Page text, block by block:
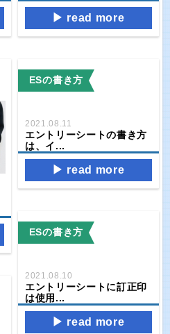
read more
ESの書き方
2021.08.11
エントリーシートの書き方
は、イ...
read more
ESの書き方
2021.08.10
エントリーシートに訂正印
は使用...
read more